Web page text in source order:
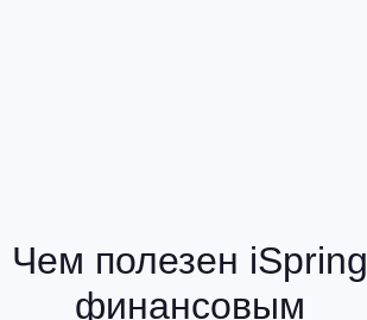
Чем полезен iSpring
финансовым